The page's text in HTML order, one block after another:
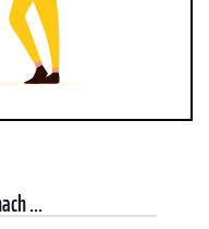
...